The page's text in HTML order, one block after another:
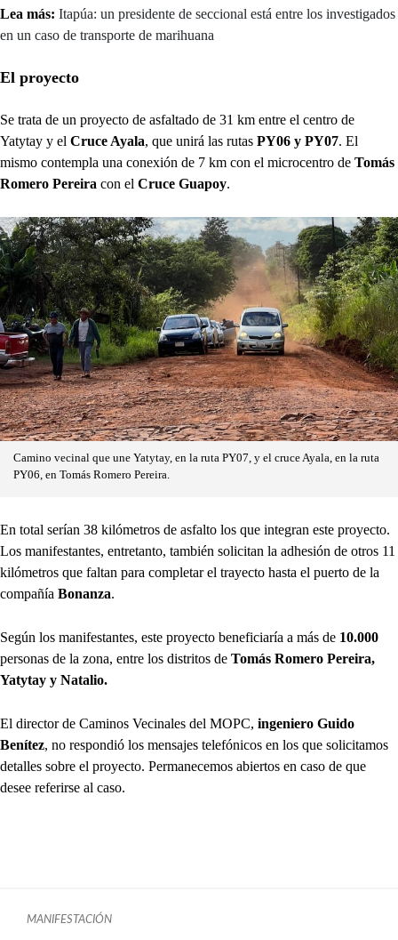
Lea más: Itapúa: un presidente de seccional está entre los investigados
en un caso de transporte de marihuana
El proyecto
Se trata de un proyecto de asfaltado de 31 km entre el centro de
Yatytay y el Cruce Ayala, que unirá las rutas PY06 y PY07. El
mismo contempla una conexión de 7 km con el microcentro de Tomás
Romero Pereira con el Cruce Guapoy.
Camino vecinal que une Yatytay, en la ruta PY07, y el cruce Ayala, en la ruta
PY06, en Tomás Romero Pereira.
En total serían 38 kilómetros de asfalto los que integran este proyecto.
Los manifestantes, entretanto, también solicitan la adhesión de otros 11
kilómetros que faltan para completar el trayecto hasta el puerto de la
compañía Bonanza.
Según los manifestantes, este proyecto beneficiaría a más de 10.000
personas de la zona, entre los distritos de Tomás Romero Pereira,
Yatytay y Natalio.
El director de Caminos Vecinales del MOPC, ingeniero Guido
Benítez, no respondió los mensajes telefónicos en los que solicitamos
detalles sobre el proyecto. Permanecemos abiertos en caso de que
desee referirse al caso.
MANIFESTACIÓN